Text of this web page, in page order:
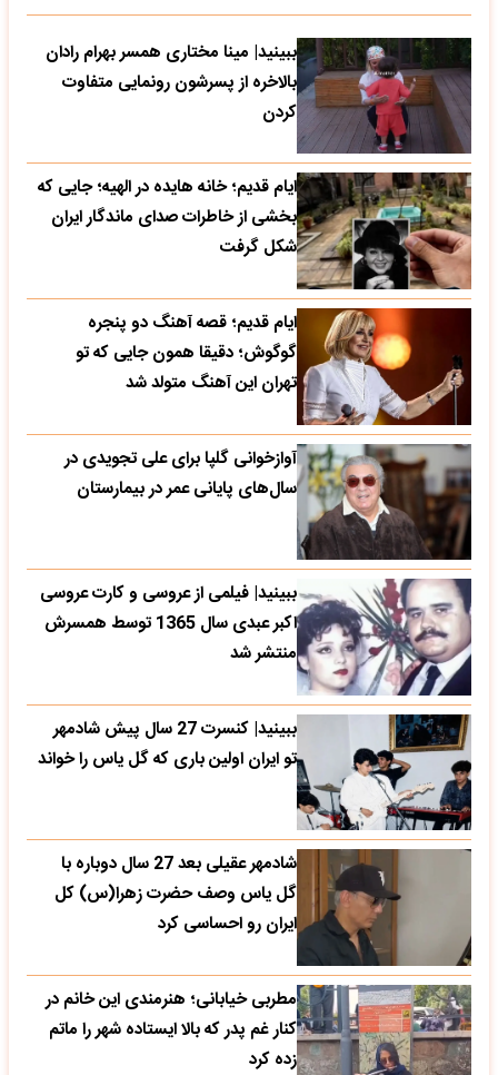
ببینید| مینا مختاری همسر بهرام رادان
بالاخره از پسرشون رونمایی متفاوت
کردن
ایام قدیم؛ خانه هایده در الهیه؛ جایی که
بخشی از خاطرات صدای ماندگار ایران
شکل گرفت
ایام قدیم؛ قصه آهنگ دو پنجره
گوگوش؛ دقیقا همون جایی که تو
تهران این آهنگ متولد شد
آوازخوانی گلپا برای علی تجویدی در
سال‌های پایانی عمر در بیمارستان
ببینید| فیلمی از عروسی و کارت عروسی
اکبر عبدی سال 1365 توسط همسرش
منتشر شد
ببینید| کنسرت 27 سال پیش شادمهر
تو ایران اولین باری که گل یاس را خواند
شادمهر عقیلی بعد 27 سال دوباره با
گل یاس وصف حضرت زهرا(س) کل
ایران رو احساسی کرد
مطربی خیابانی؛ هنرمندی این خانم در
کنار غم پدر که بالا ایستاده شهر را ماتم
زده کرد